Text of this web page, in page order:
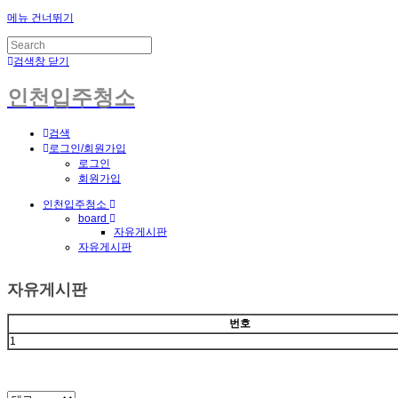
메뉴 건너뛰기
검색창 닫기
인천입주청소
검색
로그인/회원가입
로그인
회원가입
인천입주청소
board
자유게시판
자유게시판
자유게시판
번호
1